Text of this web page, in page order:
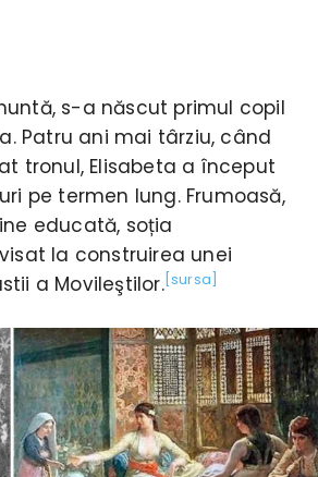
s-a născut primul copil
Patru ani mai târziu, când
tronul, Elisabeta a început
pe termen lung. Frumoasă,
educată, soția
la construirea unei
a Movileştilor. [sursa]